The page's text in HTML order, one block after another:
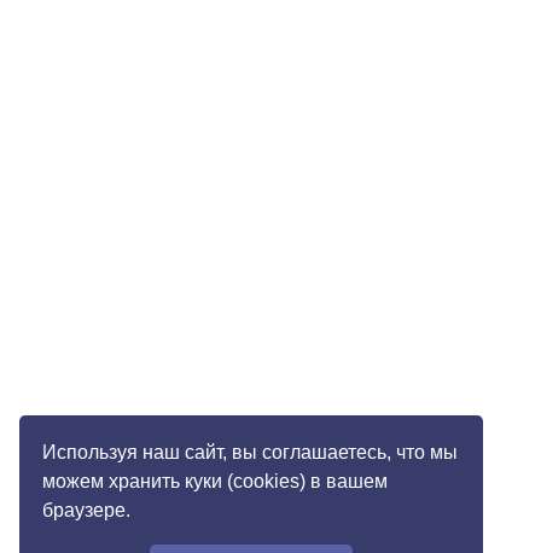
Используя наш сайт, вы соглашаетесь, что мы
можем хранить куки (cookies) в вашем
браузере.